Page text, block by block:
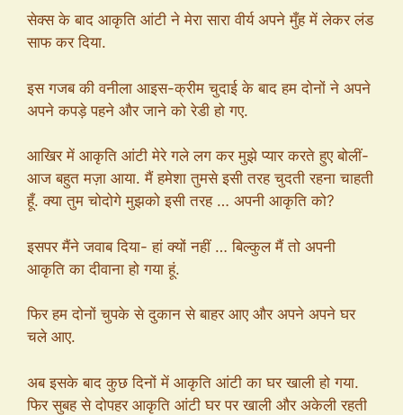
सेक्स के बाद आकृति आंटी ने मेरा सारा वीर्य अपने मुँह में लेकर लंड
साफ कर दिया.
इस गजब की वनीला आइस-क्रीम चुदाई के बाद हम दोनों ने अपने
अपने कपड़े पहने और जाने को रेडी हो गए.
आखिर में आकृति आंटी मेरे गले लग कर मुझे प्यार करते हुए बोलीं-
आज बहुत मज़ा आया. मैं हमेशा तुमसे इसी तरह चुदती रहना चाहती
हूँ. क्या तुम चोदोगे मुझको इसी तरह … अपनी आकृति को?
इसपर मैंने जवाब दिया- हां क्यों नहीं … बिल्कुल मैं तो अपनी
आकृति का दीवाना हो गया हूं.
फिर हम दोनों चुपके से दुकान से बाहर आए और अपने अपने घर
चले आए.
अब इसके बाद कुछ दिनों में आकृति आंटी का घर खाली हो गया.
फिर सुबह से दोपहर आकृति आंटी घर पर खाली और अकेली रहती